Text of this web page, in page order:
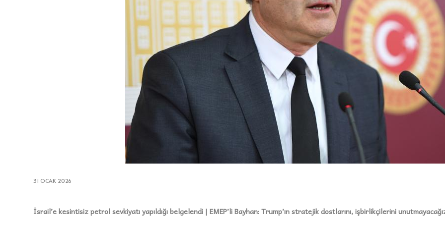
31 OCAK 2026
İsrail’e kesintisiz petrol sevkiyatı yapıldığı belgelendi | EMEP’li Bayhan: Trump’ın stratejik dostlarını, işbirlikçilerini